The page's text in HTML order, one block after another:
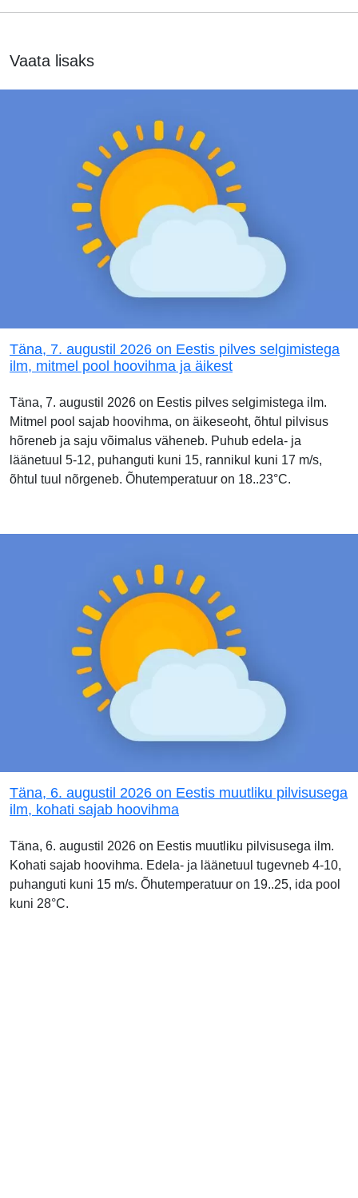
Vaata lisaks
Täna, 7. augustil 2026 on Eestis pilves selgimistega
ilm, mitmel pool hoovihma ja äikest
Täna, 7. augustil 2026 on Eestis pilves selgimistega ilm.
Mitmel pool sajab hoovihma, on äikeseoht, õhtul pilvisus
hõreneb ja saju võimalus väheneb. Puhub edela- ja
läänetuul 5-12, puhanguti kuni 15, rannikul kuni 17 m/s,
õhtul tuul nõrgeneb. Õhutemperatuur on 18..23°C.
Täna, 6. augustil 2026 on Eestis muutliku pilvisusega
ilm, kohati sajab hoovihma
Täna, 6. augustil 2026 on Eestis muutliku pilvisusega ilm.
Kohati sajab hoovihma. Edela- ja läänetuul tugevneb 4-10,
puhanguti kuni 15 m/s. Õhutemperatuur on 19..25, ida pool
kuni 28°C.